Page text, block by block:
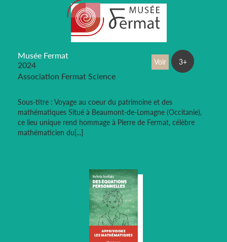
Musée Fermat
2024
Association Fermat Science
Sous-titre : Voyage au coeur du patrimoine et des
mathématiques Situé à Beaumont-de-Lomagne (Occitanie),
ce lieu unique rend hommage à Pierre de Fermat, célèbre
mathématicien du[...]
Voir 3+